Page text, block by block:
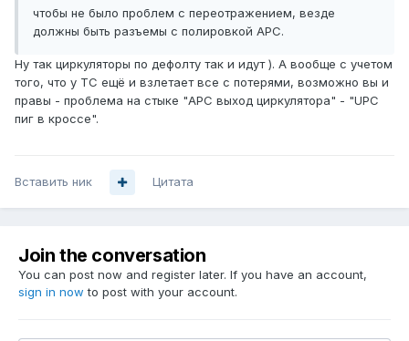
чтобы не было проблем с переотражением, везде
должны быть разъемы с полировкой APC.
Ну так циркуляторы по дефолту так и идут ). А вообще с учетом
того, что у ТС ещё и взлетает все с потерями, возможно вы и
правы - проблема на стыке "APC выход циркулятора" - "UPC
пиг в кроссе".
Вставить ник Цитата
Join the conversation
You can post now and register later. If you have an account,
sign in now to post with your account.